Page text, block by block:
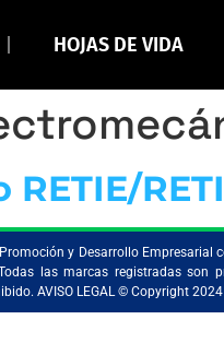
HOJAS DE VIDA
y Desarrollo Empresarial
las marcas registradas son
AVISO LEGAL © Copyright 2024